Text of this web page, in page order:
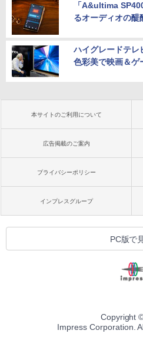
「A&ultima
るオーディオの醍
ハイグレードテ
色彩美で映画＆ゲ
本サイトのご利用について
広告掲載のご案内
プライバシーポリシー
インプレスグループ
PC版で
Copyright
Impress Corporation.